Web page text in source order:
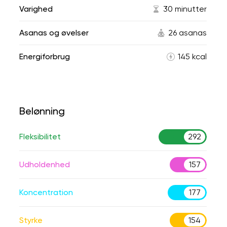
Varighed 30 minutter
Asanas og øvelser 26 asanas
Energiforbrug 145 kcal
Belønning
Fleksibilitet 292
Udholdenhed 157
Koncentration 177
Styrke 154